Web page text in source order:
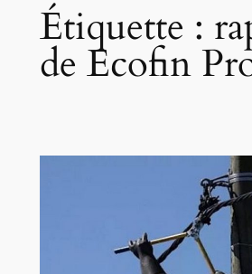
Étiquette :
de Ecofin